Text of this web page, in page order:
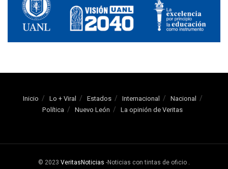
Inicio Lo + Viral Estados Internacional
Nacional
Política
Nuevo León La opinión de Veritas
© 2023 VeritasNoticias -Noticias con tintas de oficio .